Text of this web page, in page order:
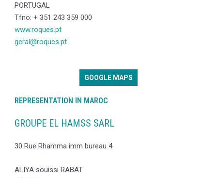
PORTUGAL
Tfno: + 351 243 359 000
www.roques.pt
geral@roques.pt
GOOGLE MAPS
REPRESENTATION IN MAROC
GROUPE EL HAMSS SARL
30 Rue Rhamma imm bureau 4
ALIYA souissi RABAT